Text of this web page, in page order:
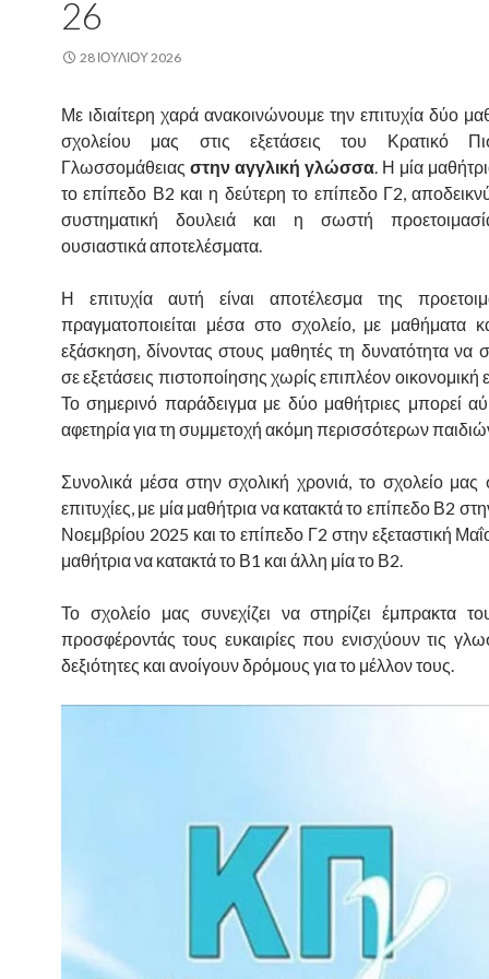
26
28 ΙΟΥΛΊΟΥ 2026
Με ιδιαίτερη χαρά ανακοινώνουμε την επιτυχία δύο
σχολείου μας στις εξετάσεις του Κρατικό
Γλωσσομάθειας στην αγγλική γλώσσα. Η μία
το επίπεδο Β2 και η δεύτερη το επίπεδο Γ2,
συστηματική δουλειά και η σωστή
ουσιαστικά αποτελέσματα.
Η επιτυχία αυτή είναι αποτέλεσμα της
πραγματοποιείται μέσα στο σχολείο, με μαθήματα
εξάσκηση, δίνοντας στους μαθητές τη δυνατότητα να
σε εξετάσεις πιστοποίησης χωρίς επιπλέον οικονομική
Το σημερινό παράδειγμα με δύο μαθήτριες μπορεί
αφετηρία για τη συμμετοχή ακόμη περισσότερων
Συνολικά μέσα στην σχολική χρονιά, το σχολείο
επιτυχίες, με μία μαθήτρια να κατακτά το επίπεδο Β2
Νοεμβρίου 2025 και το επίπεδο Γ2 στην εξεταστική
μαθήτρια να κατακτά το Β1 και άλλη μία το Β2.
Το σχολείο μας συνεχίζει να στηρίζει έμπρακτα
προσφέροντάς τους ευκαιρίες που ενισχύουν τις
δεξιότητες και ανοίγουν δρόμους για το μέλλον τους.